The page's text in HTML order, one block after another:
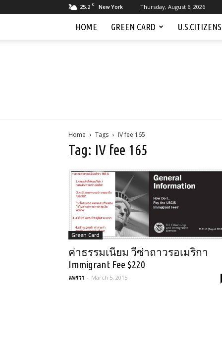
25.2 C New York Thursday, August 6, 2026
HOME GREEN CARD
Home Tags IV fee 165
Tag: IV fee 165
Green Card
ค่าธรรมเนียม วีซ่าถาวรอเมริกา
Immigrant Fee $220
แพรวา - March 5, 2015